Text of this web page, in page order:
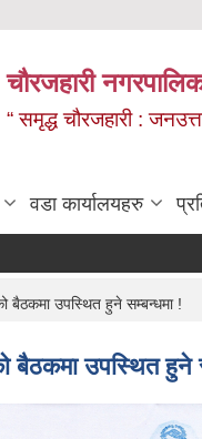
चौरजहारी
“ समृद्ध चौरजहारी :
वडा कार्यालयहरु
बैठकमा उपस्थित हुने सम्बन्धमा !
बैठकमा उपस्थित हुने